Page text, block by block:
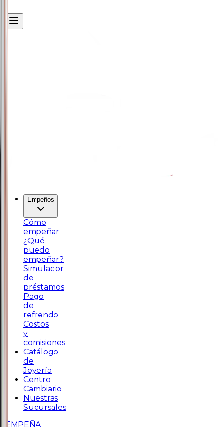
Empeños
Cómo
empeñar
¿Qué
puedo
empeñar?
Simulador
de
préstamos
Pago
de
refrendo
Costos
y
comisiones
Catálogo
de
Joyería
Centro
Cambiario
Nuestras
Sucursales
¡EMPEÑA